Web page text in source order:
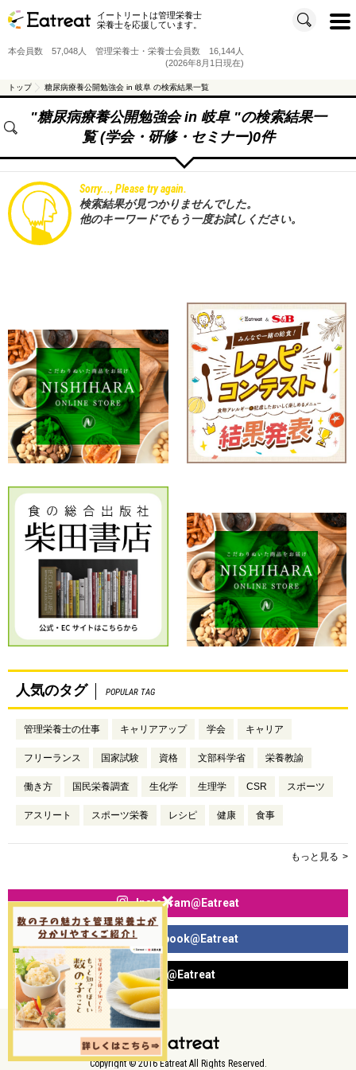
イートリートは管理栄養士
栄養士を応援しています。
t
o
i
本会員数 57,048人 管理栄養士・栄養士会員数 16,144人
(2026年8月1日現在)
トップ 糖尿病療養公開勉強会 in 岐阜 の検索結果一覧
"糖尿病療養公開勉強会 in 岐阜 "の検索結果一
覧 (学会・研修・セミナー)0件
Sorry..., Please try again.
検索結果が見つかりませんでした。
他のキーワードでもう一度お試しください。
人気のタグ POPULAR TAG
管理栄養士の仕事 キャリアアップ 学会 キャリア
フリーランス 国家試験 資格 文部科学省 栄養教諭
働き方 国民栄養調査 生化学 生理学 CSR スポーツ
アスリート スポーツ栄養 レシピ 健康 食事
もっと見る
Instagram@Eatreat
Facebook@Eatreat
X@Eatreat
Copyright © 2016 Eatreat All Rights Reserved.